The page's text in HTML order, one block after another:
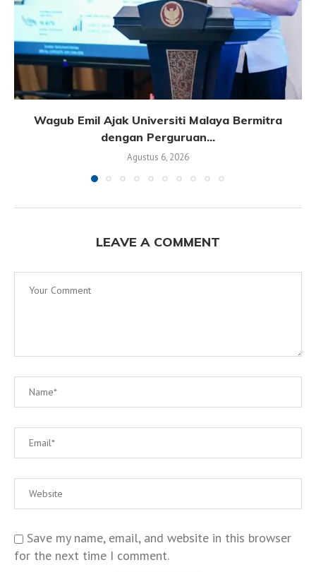
Wagub Emil Ajak Universiti Malaya Bermitra
dengan Perguruan...
Agustus 6, 2026
LEAVE A COMMENT
Save my name, email, and website in this browser
for the next time I comment.